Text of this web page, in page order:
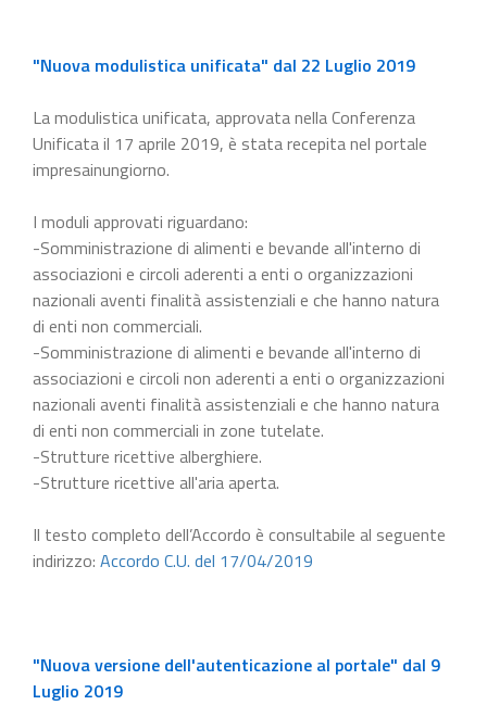
"Nuova modulistica unificata" dal 22 Luglio 2019
La modulistica unificata, approvata nella Conferenza
Unificata il 17 aprile 2019, è stata recepita nel portale
impresainungiorno.
I moduli approvati riguardano:
-Somministrazione di alimenti e bevande all'interno di
associazioni e circoli aderenti a enti o organizzazioni
nazionali aventi finalità assistenziali e che hanno natura
di enti non commerciali.
-Somministrazione di alimenti e bevande all'interno di
associazioni e circoli non aderenti a enti o organizzazioni
nazionali aventi finalità assistenziali e che hanno natura
di enti non commerciali in zone tutelate.
-Strutture ricettive alberghiere.
-Strutture ricettive all'aria aperta.
Il testo completo dell’Accordo è consultabile al seguente
indirizzo: Accordo C.U. del 17/04/2019
"Nuova versione dell'autenticazione al portale" dal 9
Luglio 2019